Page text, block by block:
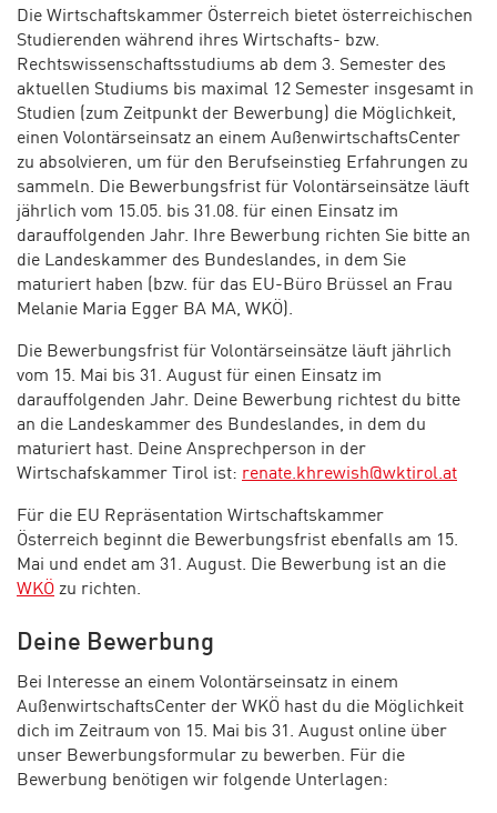
Die Wirtschaftskammer Österreich bietet österreichischen
Studierenden während ihres Wirtschafts- bzw.
Rechtswissenschaftsstudiums ab dem 3. Semester des
aktuellen Studiums bis maximal 12 Semester insgesamt in
Studien (zum Zeitpunkt der Bewerbung) die Möglichkeit,
einen Volontärseinsatz an einem AußenwirtschaftsCenter
zu absolvieren, um für den Berufseinstieg Erfahrungen zu
sammeln. Die Bewerbungsfrist für Volontärseinsätze läuft
jährlich vom 15.05. bis 31.08. für einen Einsatz im
darauffolgenden Jahr. Ihre Bewerbung richten Sie bitte an
die Landeskammer des Bundeslandes, in dem Sie
maturiert haben (bzw. für das EU-Büro Brüssel an Frau
Melanie Maria Egger BA MA, WKÖ).
Die Bewerbungsfrist für Volontärseinsätze läuft jährlich
vom 15. Mai bis 31. August für einen Einsatz im
darauffolgenden Jahr. Deine Bewerbung richtest du bitte
an die Landeskammer des Bundeslandes, in dem du
maturiert hast. Deine Ansprechperson in der
Wirtschafskammer Tirol ist: renate.khrewish@wktirol.at
Für die EU Repräsentation Wirtschaftskammer
Österreich beginnt die Bewerbungsfrist ebenfalls am 15.
Mai und endet am 31. August. Die Bewerbung ist an die
WKÖ zu richten.
Deine Bewerbung
Bei Interesse an einem Volontärseinsatz in einem
AußenwirtschaftsCenter der WKÖ hast du die Möglichkeit
dich im Zeitraum von 15. Mai bis 31. August online über
unser Bewerbungsformular zu bewerben. Für die
Bewerbung benötigen wir folgende Unterlagen: